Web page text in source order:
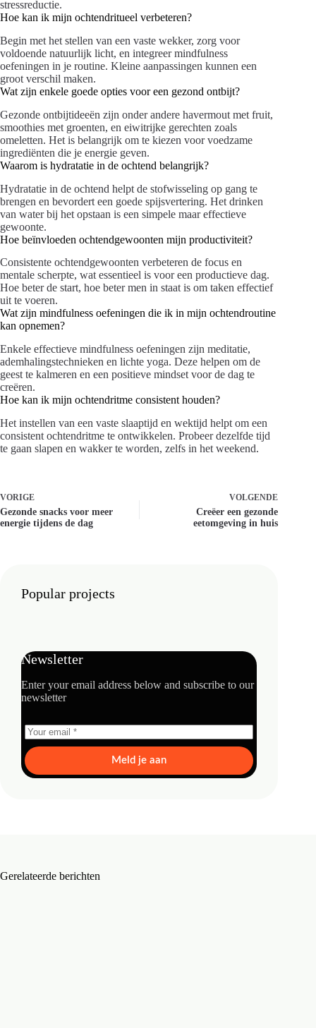
stressreductie.
Hoe kan ik mijn ochtendritueel verbeteren?
Begin met het stellen van een vaste wekker, zorg voor
voldoende natuurlijk licht, en integreer mindfulness
oefeningen in je routine. Kleine aanpassingen kunnen een
groot verschil maken.
Wat zijn enkele goede opties voor een gezond ontbijt?
Gezonde ontbijtideeën zijn onder andere havermout met fruit,
smoothies met groenten, en eiwitrijke gerechten zoals
omeletten. Het is belangrijk om te kiezen voor voedzame
ingrediënten die je energie geven.
Waarom is hydratatie in de ochtend belangrijk?
Hydratatie in de ochtend helpt de stofwisseling op gang te
brengen en bevordert een goede spijsvertering. Het drinken
van water bij het opstaan is een simpele maar effectieve
gewoonte.
Hoe beïnvloeden ochtendgewoonten mijn productiviteit?
Consistente ochtendgewoonten verbeteren de focus en
mentale scherpte, wat essentieel is voor een productieve dag.
Hoe beter de start, hoe beter men in staat is om taken effectief
uit te voeren.
Wat zijn mindfulness oefeningen die ik in mijn ochtendroutine
kan opnemen?
Enkele effectieve mindfulness oefeningen zijn meditatie,
ademhalingstechnieken en lichte yoga. Deze helpen om de
geest te kalmeren en een positieve mindset voor de dag te
creëren.
Hoe kan ik mijn ochtendritme consistent houden?
Het instellen van een vaste slaaptijd en wektijd helpt om een
consistent ochtendritme te ontwikkelen. Probeer dezelfde tijd
te gaan slapen en wakker te worden, zelfs in het weekend.
VORIGE
Gezonde snacks voor meer
energie tijdens de dag
VOLGENDE
Creëer een gezonde
eetomgeving in huis
Popular projects
Newsletter
Enter your email address below and subscribe to our
newsletter
Meld je aan
Gerelateerde berichten